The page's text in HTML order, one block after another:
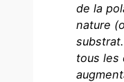
de la
nature
tous les